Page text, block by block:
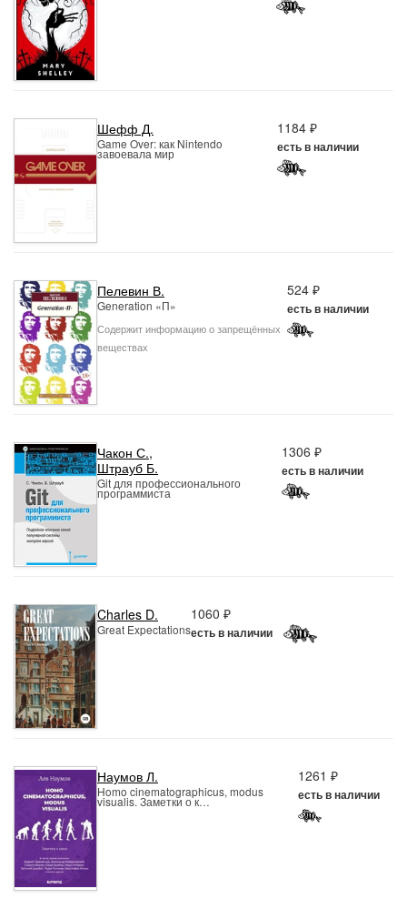
Шефф Д.
Game Over: как Nintendo
завоевала мир
1184 ₽
есть в наличии
Пелевин В.
Generation «П»
Содержит информацию о запрещённых
веществах
524 ₽
есть в наличии
Чакон С.,
Штрауб Б.
Git для профессионального
программиста
1306 ₽
есть в наличии
Charles D.
Great Expectations
1060 ₽
есть в наличии
Наумов Л.
Homo cinematographicus, modus
visualis. Заметки о к…
1261 ₽
есть в наличии